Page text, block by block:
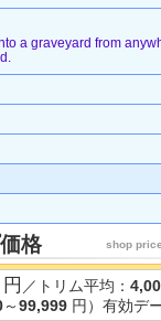
a graveyard from
格 shop
円 ／トリム平均：
～99,999 円）有効デ